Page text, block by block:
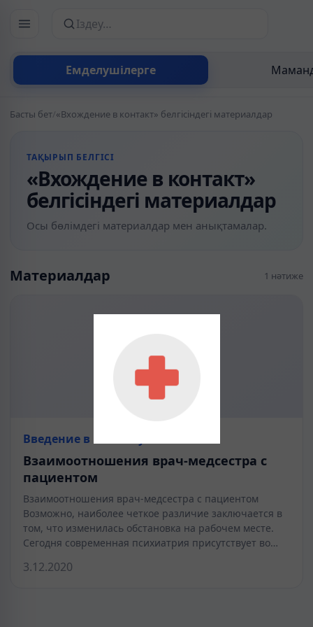
Емделушілерге
Сайттан іздеу
Басты бет/«Вхождение в контакт» белгісіндегі материалдар
ТАҚЫРЫП БЕЛГІСІ
«Вхождение в контакт»
белгісіндегі материалдар
Осы бөлімдегі материалдар мен анықтамалар.
Материалдар 1 нәтиже
Введение в клинику
Взаимоотношения врач-медсестра с
пациентом
Взаимоотношения врач-медсестра с пациентом
Возможно, наиболее четкое различие заключается в
том, что изменилась обстановка на рабочем месте.
Сегодня современная психиатрия присутствует во…
3.12.2020